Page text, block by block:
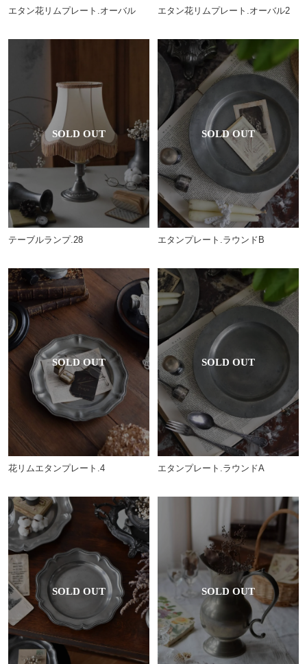
エタン花リムプレート.オーバル エタン花リムプレート.オーバル2
テーブルランプ.28 エタンプレート.ラウンドB
花リムエタンプレート.4 エタンプレート.ラウンドA